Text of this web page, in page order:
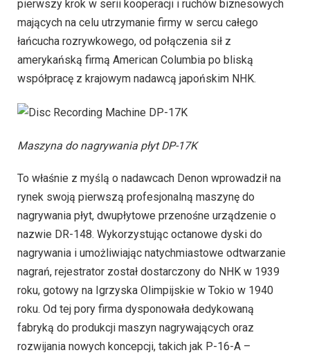
pierwszy krok w serii kooperacji i ruchów biznesowych
mających na celu utrzymanie firmy w sercu całego
łańcucha rozrywkowego, od połączenia sił z
amerykańską firmą American Columbia po bliską
współpracę z krajowym nadawcą japońskim NHK.
Maszyna do nagrywania płyt DP-17K
To właśnie z myślą o nadawcach Denon wprowadził na
rynek swoją pierwszą profesjonalną maszynę do
nagrywania płyt, dwupłytowe przenośne urządzenie o
nazwie DR-148. Wykorzystując octanowe dyski do
nagrywania i umożliwiając natychmiastowe odtwarzanie
nagrań, rejestrator został dostarczony do NHK w 1939
roku, gotowy na Igrzyska Olimpijskie w Tokio w 1940
roku. Od tej pory firma dysponowała dedykowaną
fabryką do produkcji maszyn nagrywających oraz
rozwijania nowych koncepcji, takich jak P-16-A –